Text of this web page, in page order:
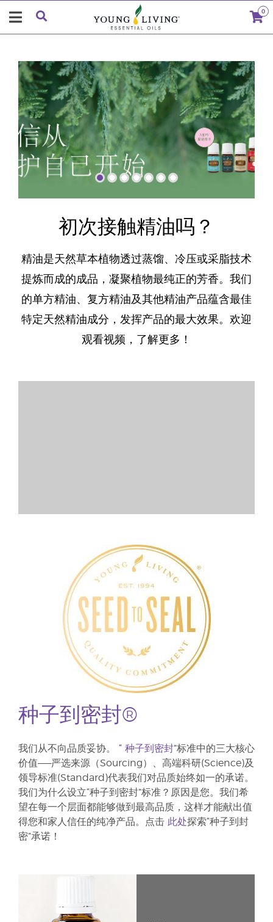
0
"
初次接触精油吗？
精油是天然草本植物透过蒸馏、冷压或采脂技术
提炼而成的成品，凝聚植物最纯正的芳香。我们
的单方精油、复方精油及其他精油产品蕴含最佳
特定天然精油成分，发挥产品的最大效果。欢迎
观看视频，了解更多！
种子到密封®
我们从不向品质妥协。 “ 种子到密封”标准中的三大核心
价值——严选来源（Sourcing）、高端科研(Science)及
领导标准(Standard)代表我们对品质始终如一的承诺。
我们为什么设立“种子到密封”标准？原因是您。我们希
望在每一个层面都能够做到最高品质，这样才能献出值
得您和家人信任的纯净产品。点击 此处探索“种子到封
密”承诺！